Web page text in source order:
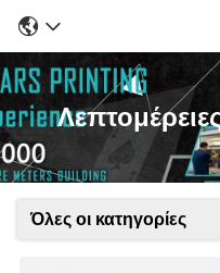
Όλες οι κατηγορίες